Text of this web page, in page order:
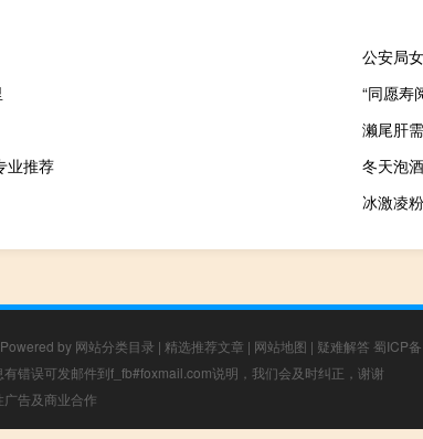
公安局
“同愿寿
濑尾肝
业推荐
冬天泡
冰激凌
Powered by 网站分类目录 | 精选推荐文章 | 网站地图 | 疑难解答 蜀ICP
错误可发邮件到f_fb#foxmail.com说明，我们会及时纠正，谢谢
告及商业合作